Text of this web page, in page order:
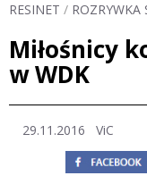
RESINET / ROZRYWKA
Miłośnicy
w WDK
29.11.2016 ViC